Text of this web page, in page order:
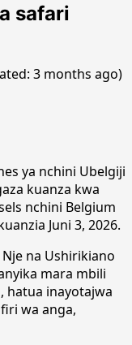
safari
3 months ago)
ya nchini Ubelgiji
kuanza kwa
nchini Belgium
Juni 3, 2026.
na Ushirikiano
mara mbili
hatua inayotajwa
wa anga,